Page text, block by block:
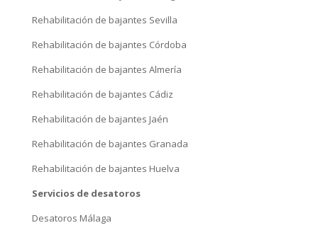
Rehabilitación de bajantes Sevilla
Rehabilitación de bajantes Córdoba
Rehabilitación de bajantes Almería
Rehabilitación de bajantes Cádiz
Rehabilitación de bajantes Jaén
Rehabilitación de bajantes Granada
Rehabilitación de bajantes Huelva
Servicios de desatoros
Desatoros Málaga